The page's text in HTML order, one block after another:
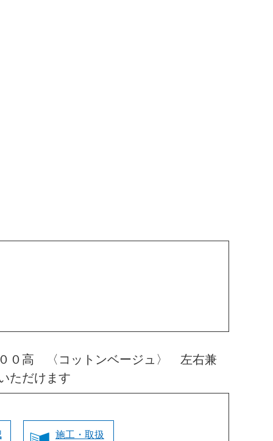
高 〈コットンベージュ〉 左右兼
ただけます
施工・取扱